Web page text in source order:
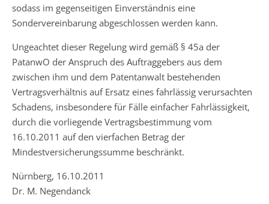
sodass im gegenseitigen Einverständnis eine
Sondervereinbarung abgeschlossen werden kann.
Ungeachtet dieser Regelung wird gemäß § 45a der
PatanwO der Anspruch des Auftraggebers aus dem
zwischen ihm und dem Patentanwalt bestehenden
Vertragsverhältnis auf Ersatz eines fahrlässig verursachten
Schadens, insbesondere für Fälle einfacher Fahrlässigkeit,
durch die vorliegende Vertragsbestimmung vom
16.10.2011 auf den vierfachen Betrag der
Mindestversicherungssumme beschränkt.
Nürnberg, 16.10.2011
Dr. M. Negendanck